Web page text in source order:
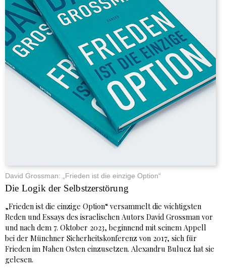
David Grossman: „Frieden ist die einzige Option“
Die Logik der Selbstzerstörung
„Frieden ist die einzige Option“ versammelt die wichtigsten
Reden und Essays des israelischen Autors David Grossman vor
und nach dem 7. Oktober 2023, beginnend mit seinem Appell
bei der Münchner Sicherheitskonferenz von 2017, sich für
Frieden im Nahen Osten einzusetzen. Alexandru Bulucz hat sie
gelesen.